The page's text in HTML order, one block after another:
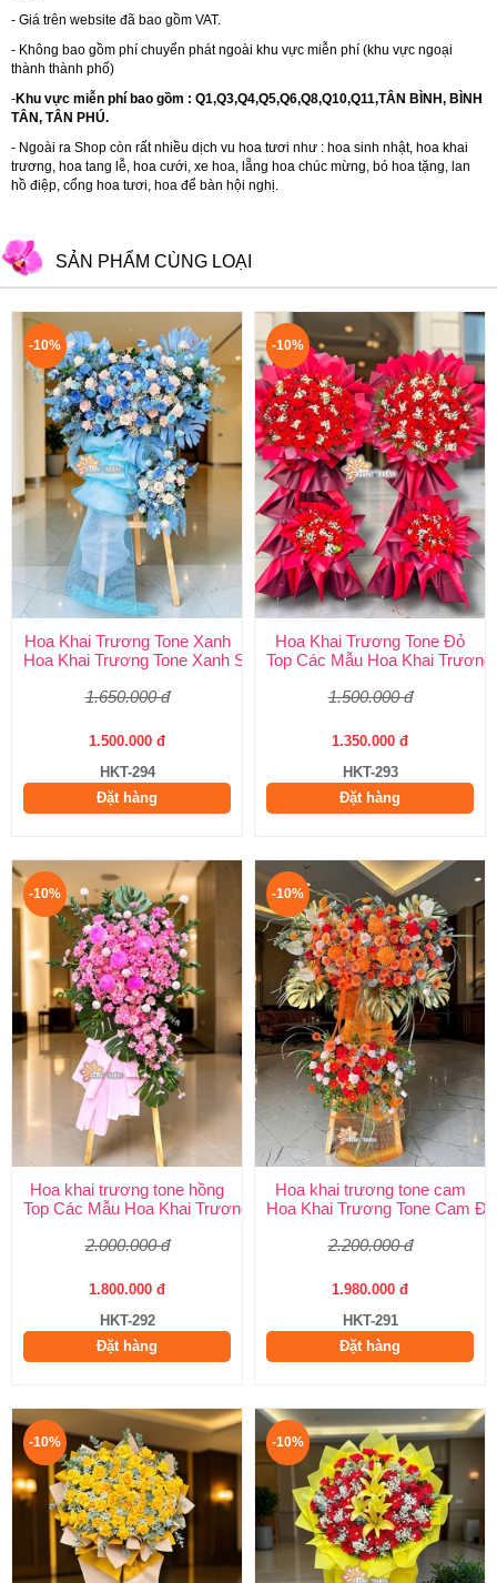
- Giá trên website đã bao gồm VAT.
- Không bao gồm phí chuyển phát ngoài khu vực miễn phí (khu vực ngoại
thành thành phố)
-Khu vực miễn phí bao gồm : Q1,Q3,Q4,Q5,Q6,Q8,Q10,Q11,TÂN BÌNH, BÌNH
TÂN, TÂN PHÚ.
- Ngoài ra Shop còn rất nhiều dịch vu hoa tươi như : hoa sinh nhật, hoa khai
trương, hoa tang lễ, hoa cưới, xe hoa, lẵng hoa chúc mừng, bó hoa tặng, lan
hồ điệp, cổng hoa tươi, hoa để bàn hội nghị.
SẢN PHẨM CÙNG LOẠI
-10%
Hoa Khai Trương Tone Xanh
Hoa Khai Trương Tone Xanh Sang Trọng, Độc Đáo | Shop Hoa
1.650.000 đ
1.500.000 đ
HKT-294
Đặt hàng
-10%
Hoa Khai Trương Tone Đỏ
Top Các Mẫu Hoa Khai
1.500.000 đ
1.350.000 đ
HKT-293
Đặt hàng
-10%
Hoa khai trương tone hồng
Top Các Mẫu Hoa Khai Trương Tone Hồng Đẹp, Sang Trọng,
2.000.000 đ
1.800.000 đ
HKT-292
Đặt hàng
-10%
Hoa khai trương tone cam
Hoa Khai Trương Tone Cam
2.200.000 đ
1.980.000 đ
HKT-291
Đặt hàng
-10% -10%